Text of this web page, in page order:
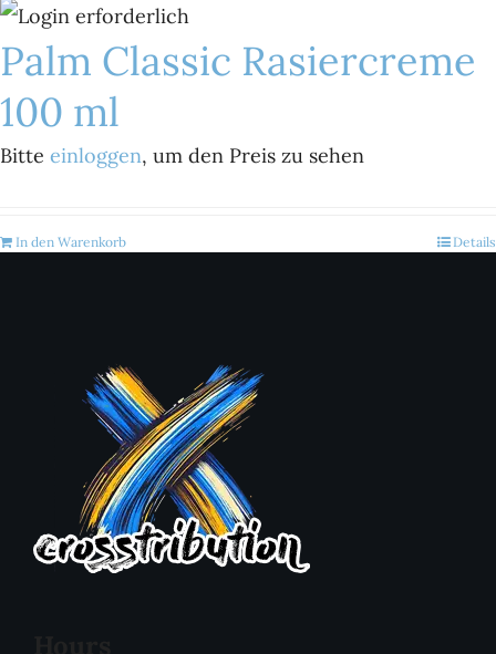
Palm Classic Rasiercreme
100 ml
Bitte einloggen, um den Preis zu sehen
In den Warenkorb Details